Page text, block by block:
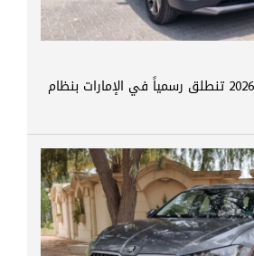
سوزوكي أكروس 2026 تنطلق رسمياً في الإمارات بنظام